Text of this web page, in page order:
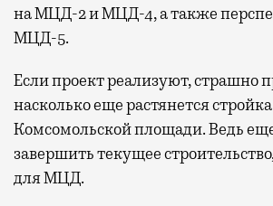
на МЦД-2 и МЦД-4, а также
МЦД-5.
Если проект реализуют, страшно
насколько еще растянется
Комсомольской площади. Ведь
завершить текущее
для МЦД.